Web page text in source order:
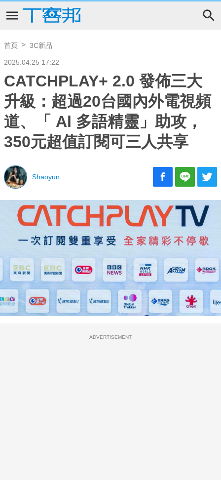
首頁 3C新品
2025.04.25 17:22
CATCHPLAY+ 2.0 發佈三大
升級：超過20台國內外電視頻
道、「 Al 多語精靈」助攻，
350元超值訂閱可三人共享
Shaoyun
ADVERTISEMENT